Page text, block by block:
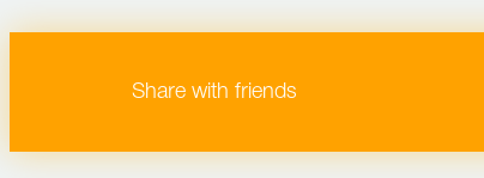
Share with friends